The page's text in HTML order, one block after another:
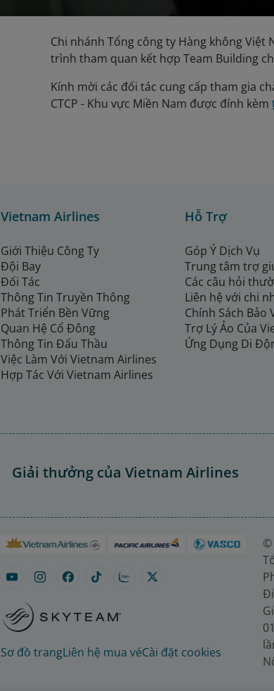
Chi nhánh Tổng công ty Hàng không Việt
trình tham quan kết hợp Team Building
Kính mời các đối tác cung cấp tham gia
CTCP - Khu vực Miền Nam được đính kèm
Vietnam Airlines
Giới Thiệu Công Ty
Đội Bay
Đối Tác
Thông Tin Truyền Thông
Phát Triển Bền Vững
Quan Hệ Cổ Đông
Thông Tin Đấu Thầu
Việc Làm Với Vietnam Airlines
Hợp Tác Với Vietnam Airlines
Hỗ Trợ
Góp Ý Dịch Vụ
Trung tâm trợ
Các câu hỏi
Liên hệ với chi
Chính Sách Bảo
Trợ Lý Ảo Của
Ứng Dụng Di
Giải thưởng của Vietnam Airlines
Sơ đồ trangLiên hệ mua véCài đặt cookies
©